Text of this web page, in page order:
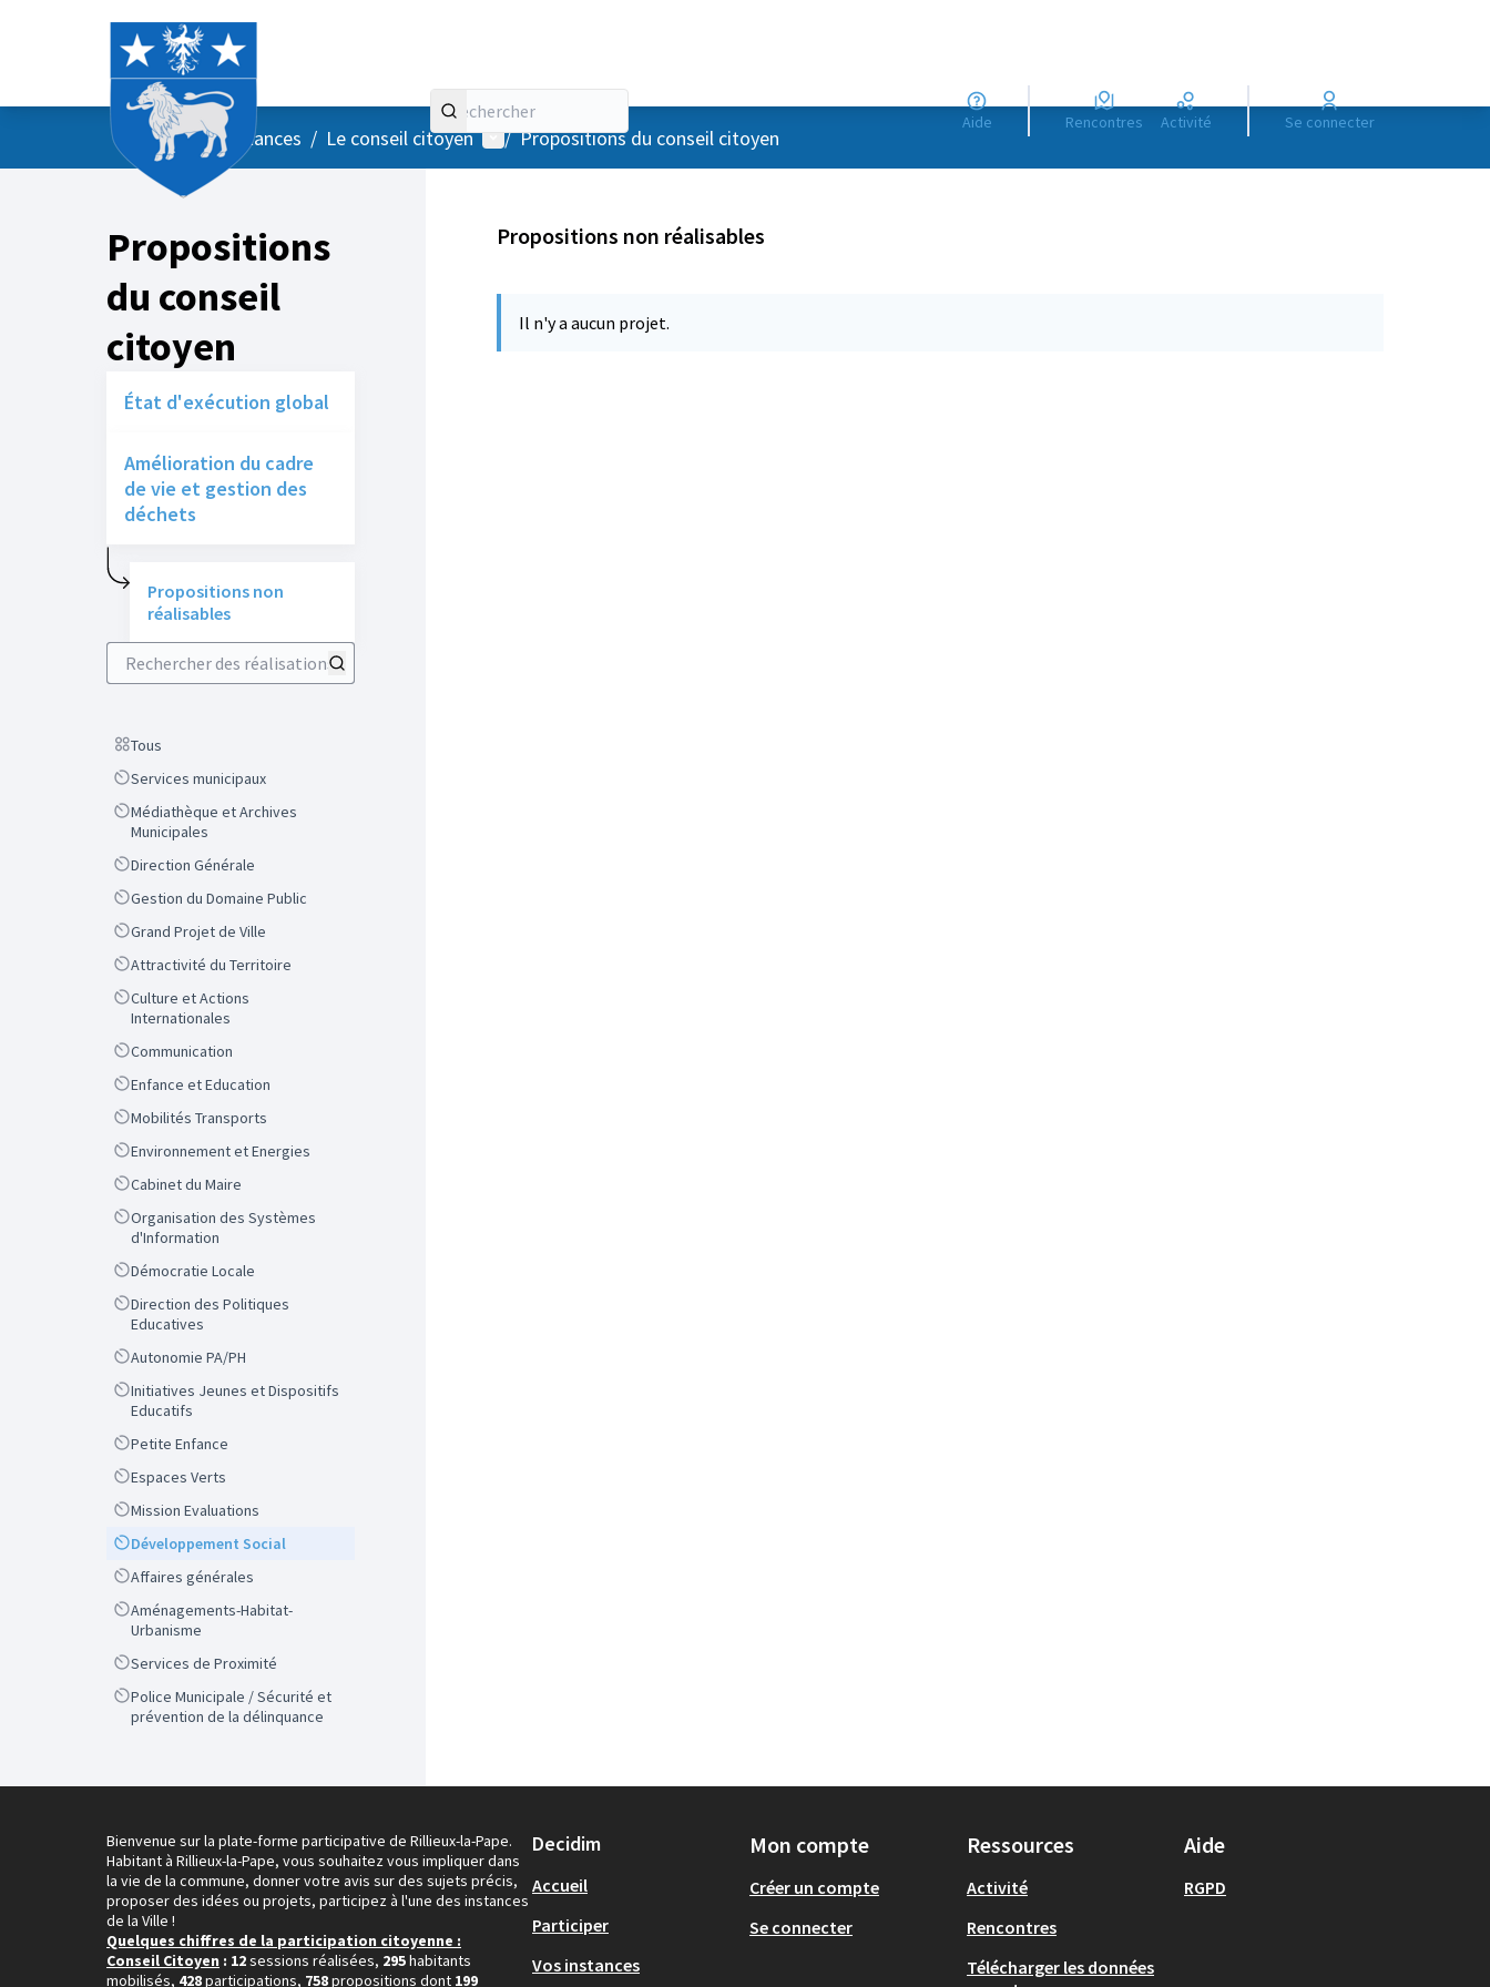
Aide Rencontres Activité Se connecter
AccueilMenu principal
/ Vos instances / Le conseil citoyen Menu utilisateur
/ Propositions du conseil citoyen
Propositions
du conseil
citoyen
État d'exécution global
Amélioration du cadre
de vie et gestion des
déchets
Propositions non
réalisables
Rechercher des réalisations
Scope
Tous
ScopeServices municipaux
Scope
Médiathèque et Archives
Municipales
ScopeDirection Générale
ScopeGestion du Domaine Public
ScopeGrand Projet de Ville
ScopeAttractivité du Territoire
Scope
Culture et Actions
Internationales
ScopeCommunication
ScopeEnfance et Education
ScopeMobilités Transports
ScopeEnvironnement et Energies
ScopeCabinet du Maire
Scope
Organisation des Systèmes
d'Information
ScopeDémocratie Locale
Scope
Direction des Politiques
Educatives
ScopeAutonomie PA/PH
Scope
Initiatives Jeunes et Dispositifs
Educatifs
ScopePetite Enfance
ScopeEspaces Verts
ScopeMission Evaluations
ScopeDéveloppement Social
ScopeAffaires générales
Scope
Aménagements-Habitat-
Urbanisme
ScopeServices de Proximité
Scope
Police Municipale / Sécurité et
prévention de la délinquance
Propositions non réalisables
Il n'y a aucun projet.
Bienvenue sur la plate-forme participative de Rillieux-la-Pape.
Habitant à Rillieux-la-Pape, vous souhaitez vous impliquer dans
la vie de la commune, donner votre avis sur des sujets précis,
proposer des idées ou projets, participez à l'une des instances
de la Ville !
Quelques chiffres de la participation citoyenne :
Conseil Citoyen : 12sessions réalisées, 295habitants
mobilisés, 428participations, 758propositions dont 199
Decidim
Accueil
Participer
Vos instances
Mon compte
Créer un compte
Se connecter
Ressources
Activité
Rencontres
Télécharger les données
Aide
RGPD